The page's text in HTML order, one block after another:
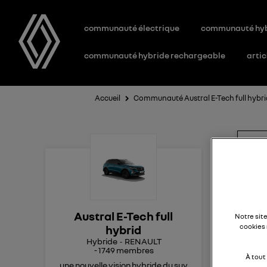
communauté électrique communauté
communauté hybride rechargeable
Accueil Communauté Austral E-Tech full
Austral E-Tech full
hybrid
Hybride
RENAULT
-1749 membres
une nouvelle vision hybride du suv
à
Notre
cookies
À tout